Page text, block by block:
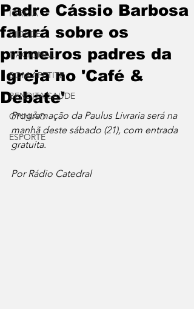
IGREJA
CIDADE
NACIONAL
BOM APETITE
BENDITA SAÚDE
OPINIÃO
ESPORTE
Padre Cássio Barbosa
falará sobre os
primeiros padres da
Igreja no 'Café &
Debate'
Programação da Paulus Livraria será na
manhã deste sábado (21), com entrada
gratuita.
Por Rádio Catedral